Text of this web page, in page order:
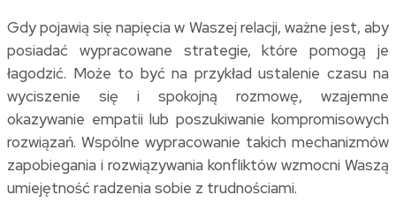
Gdy pojawią się napięcia w Waszej relacji, ważne jest, aby
posiadać wypracowane strategie, które pomogą je
łagodzić. Może to być na przykład ustalenie czasu na
wyciszenie się i spokojną rozmowę, wzajemne
okazywanie empatii lub poszukiwanie kompromisowych
rozwiązań. Wspólne wypracowanie takich mechanizmów
zapobiegania i rozwiązywania konfliktów wzmocni Waszą
umiejętność radzenia sobie z trudnościami.